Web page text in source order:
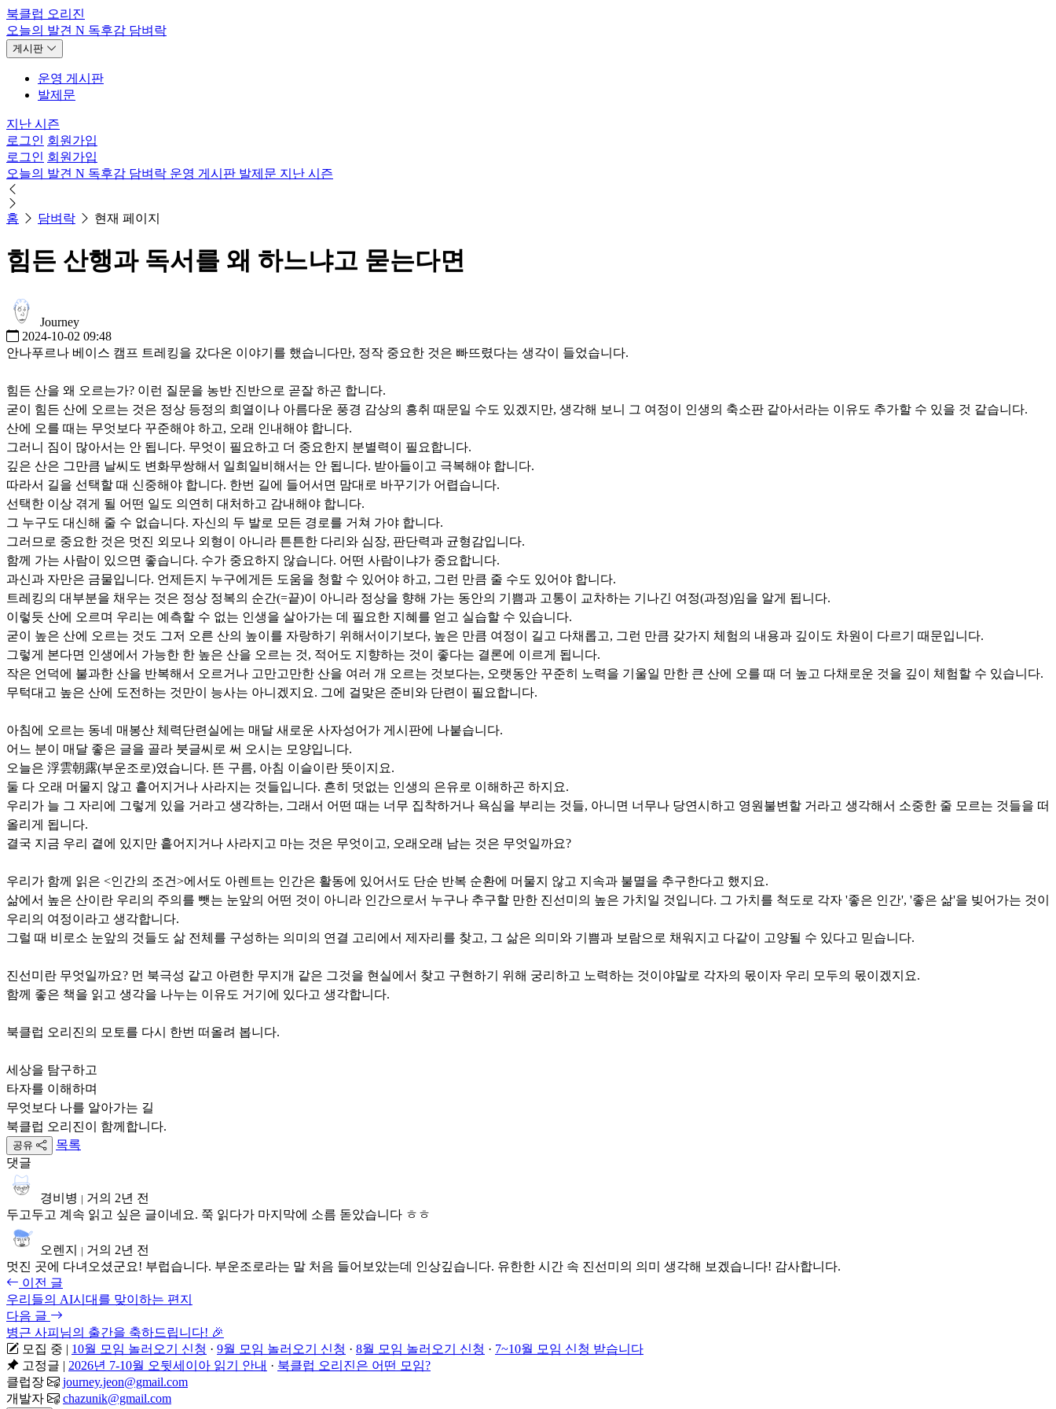
북클럽 오리진
오늘의 발견 N 독후감 담벼락
게시판
운영 게시판
발제문
지난 시즌
로그인 회원가입
로그인 회원가입
오늘의 발견 N 독후감 담벼락 운영 게시판 발제문 지난 시즌
홈 담벼락 현재 페이지
힘든 산행과 독서를 왜 하느냐고 묻는다면
Journey
2024-10-02 09:48
안나푸르나 베이스 캠프 트레킹을 갔다온 이야기를 했습니다만, 정작 중요한 것은 빠뜨렸다는 생각이 들었습니다.
힘든 산을 왜 오르는가? 이런 질문을 농반 진반으로 곧잘 하곤 합니다.
굳이 힘든 산에 오르는 것은 정상 등정의 희열이나 아름다운 풍경 감상의 흥취 때문일 수도 있겠지만, 생각해 보니 그 여정이 인생의 축소판 같아서라는 이유도 추가할 수 있을 것 같습니다.
산에 오를 때는 무엇보다 꾸준해야 하고, 오래 인내해야 합니다.
그러니 짐이 많아서는 안 됩니다. 무엇이 필요하고 더 중요한지 분별력이 필요합니다.
깊은 산은 그만큼 날씨도 변화무쌍해서 일희일비해서는 안 됩니다. 받아들이고 극복해야 합니다.
따라서 길을 선택할 때 신중해야 합니다. 한번 길에 들어서면 맘대로 바꾸기가 어렵습니다.
선택한 이상 겪게 될 어떤 일도 의연히 대처하고 감내해야 합니다.
그 누구도 대신해 줄 수 없습니다. 자신의 두 발로 모든 경로를 거쳐 가야 합니다.
그러므로 중요한 것은 멋진 외모나 외형이 아니라 튼튼한 다리와 심장, 판단력과 균형감입니다.
함께 가는 사람이 있으면 좋습니다. 수가 중요하지 않습니다. 어떤 사람이냐가 중요합니다.
과신과 자만은 금물입니다. 언제든지 누구에게든 도움을 청할 수 있어야 하고, 그런 만큼 줄 수도 있어야 합니다.
트레킹의 대부분을 채우는 것은 정상 정복의 순간(=끝)이 아니라 정상을 향해 가는 동안의 기쁨과 고통이 교차하는 기나긴 여정(과정)임을 알게 됩니다.
이렇듯 산에 오르며 우리는 예측할 수 없는 인생을 살아가는 데 필요한 지혜를 얻고 실습할 수 있습니다.
굳이 높은 산에 오르는 것도 그저 오른 산의 높이를 자랑하기 위해서이기보다, 높은 만큼 여정이 길고 다채롭고, 그런 만큼 갖가지 체험의 내용과 깊이도 차원이 다르기 때문입니다.
그렇게 본다면 인생에서 가능한 한 높은 산을 오르는 것, 적어도 지향하는 것이 좋다는 결론에 이르게 됩니다.
작은 언덕에 불과한 산을 반복해서 오르거나 고만고만한 산을 여러 개 오르는 것보다는, 오랫동안 꾸준히 노력을 기울일 만한 큰 산에 오를 때 더 높고 다채로운 것을 깊이 체험할 수 있습니다.
무턱대고 높은 산에 도전하는 것만이 능사는 아니겠지요. 그에 걸맞은 준비와 단련이 필요합니다.
아침에 오르는 동네 매봉산 체력단련실에는 매달 새로운 사자성어가 게시판에 나붙습니다.
어느 분이 매달 좋은 글을 골라 붓글씨로 써 오시는 모양입니다.
오늘은 浮雲朝露(부운조로)였습니다. 뜬 구름, 아침 이슬이란 뜻이지요.
둘 다 오래 머물지 않고 흩어지거나 사라지는 것들입니다. 흔히 덧없는 인생의 은유로 이해하곤 하지요.
우리가 늘 그 자리에 그렇게 있을 거라고 생각하는, 그래서 어떤 때는 너무 집착하거나 욕심을 부리는 것들, 아니면 너무나 당연시하고 영원불변할 거라고 생각해서 소중한 줄 모르는 것들을 떠
올리게 됩니다.
결국 지금 우리 곁에 있지만 흩어지거나 사라지고 마는 것은 무엇이고, 오래오래 남는 것은 무엇일까요?
우리가 함께 읽은 <인간의 조건>에서도 아렌트는 인간은 활동에 있어서도 단순 반복 순환에 머물지 않고 지속과 불멸을 추구한다고 했지요.
삶에서 높은 산이란 우리의 주의를 뺏는 눈앞의 어떤 것이 아니라 인간으로서 누구나 추구할 만한 진선미의 높은 가치일 것입니다. 그 가치를 척도로 각자 '좋은 인간', '좋은 삶'을 빚어가는 것이
우리의 여정이라고 생각합니다.
그럴 때 비로소 눈앞의 것들도 삶 전체를 구성하는 의미의 연결 고리에서 제자리를 찾고, 그 삶은 의미와 기쁨과 보람으로 채워지고 다같이 고양될 수 있다고 믿습니다.
진선미란 무엇일까요? 먼 북극성 같고 아련한 무지개 같은 그것을 현실에서 찾고 구현하기 위해 궁리하고 노력하는 것이야말로 각자의 몫이자 우리 모두의 몫이겠지요.
함께 좋은 책을 읽고 생각을 나누는 이유도 거기에 있다고 생각합니다.
북클럽 오리진의 모토를 다시 한번 떠올려 봅니다.
세상을 탐구하고
타자를 이해하며
무엇보다 나를 알아가는 길
북클럽 오리진이 함께합니다.
공유
목록
댓글
경비병 | 거의 2년 전
두고두고 계속 읽고 싶은 글이네요. 쭉 읽다가 마지막에 소름 돋았습니다 ㅎㅎ
오렌지 | 거의 2년 전
멋진 곳에 다녀오셨군요! 부럽습니다. 부운조로라는 말 처음 들어보았는데 인상깊습니다. 유한한 시간 속 진선미의 의미 생각해 보겠습니다! 감사합니다.
이전 글
우리들의 AI시대를 맞이하는 편지
다음 글
병근 사피님의 출간을 축하드립니다! 🎉
모집 중 | 10월 모임 놀러오기 신청 · 9월 모임 놀러오기 신청 · 8월 모임 놀러오기 신청 · 7~10월 모임 신청 받습니다
고정글 | 2026년 7-10월 오뒷세이아 읽기 안내 · 북클럽 오리진은 어떤 모임?
클럽장
journey.jeon@gmail.com
개발자
chazunik@gmail.com